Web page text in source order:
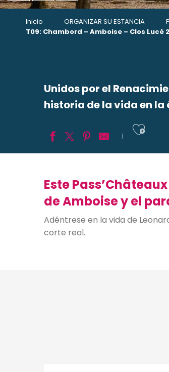
Inicio ORGANIZAR SU ESTANCIA
T09: Chambord – Amboise – Clos Lucé
Unidos por el
historia de la vida en la
Este
de Amboise y el
Adéntrese en la vida de
corte real.